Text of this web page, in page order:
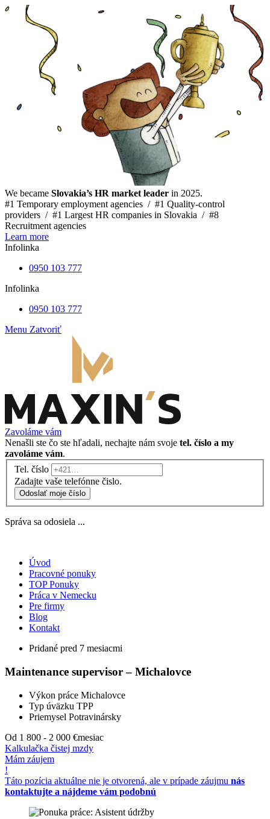
We became Slovakia’s HR market leader in 2025.
#1 Temporary employment agencies / #1 Quality-control
providers / #1 Largest HR companies in Slovakia / #8
Recruitment agencies
Learn more
Infolinka
0950 103 777
Infolinka
0950 103 777
Menu Zatvoriť
Zavoláme vám
Nenašli ste čo ste hľadali, nechajte nám svoje tel. číslo a my
zavoláme vám.
Tel. číslo
Zadajte vaše telefónne čislo.
Odoslať moje číslo
Správa sa odosiela ...
Úvod
Pracovné ponuky
TOP Ponuky
Práca v Nemecku
Pre firmy
Blog
Kontakt
Pridané pred 7 mesiacmi
Maintenance supervisor – Michalovce
Výkon práce Michalovce
Typ úväzku TPP
Priemysel Potravinársky
Od 1 800 - 2 000 €mesiac
Kalkulačka čistej mzdy
Mám záujem
!
Táto pozícia aktuálne nie je otvorená, ale v prípade záujmu nás
kontaktujte a nájdeme vám podobnú